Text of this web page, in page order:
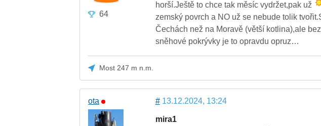
64
horší.Ještě to chce tak měsíc vydržet,pak už
zemský povrch a NO už se nebude tolik
Čechách než na Moravě (větší kotlina),ale
sněhové pokrývky je to opravdu opruz…
Most 247 m n.m.
ota #13.12.2024, 13:24
mira1